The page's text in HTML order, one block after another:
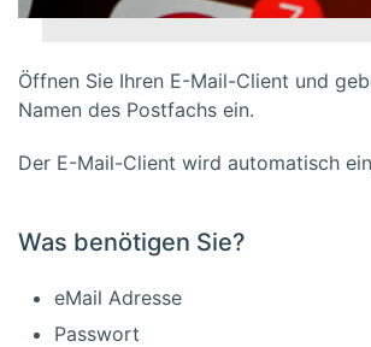
Öffnen Sie Ihren E-Mail-Client und
Namen des Postfachs ein.
Der E-Mail-Client wird automatisch
Was benötigen Sie?
eMail Adresse
Passwort